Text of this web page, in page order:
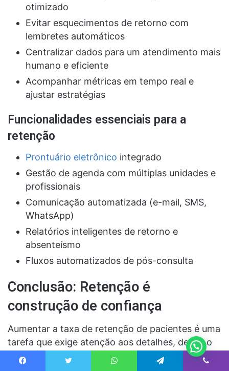
otimizado
Evitar esquecimentos de retorno com
lembretes automáticos
Centralizar dados para um atendimento mais
humano e eficiente
Acompanhar métricas em tempo real e
ajustar estratégias
Funcionalidades essenciais para a
retenção
Prontuário eletrônico integrado
Gestão de agenda com múltiplas unidades e
profissionais
Comunicação automatizada (e-mail, SMS,
WhatsApp)
Relatórios inteligentes de retorno e
absenteísmo
Fluxos automatizados de pós-consulta
Conclusão: Retenção é
construção de confiança
Aumentar a taxa de retenção de pacientes é uma
tarefa que exige atenção aos detalhes, desde o
primeiro contato até o pós-consulta. Clínicas que